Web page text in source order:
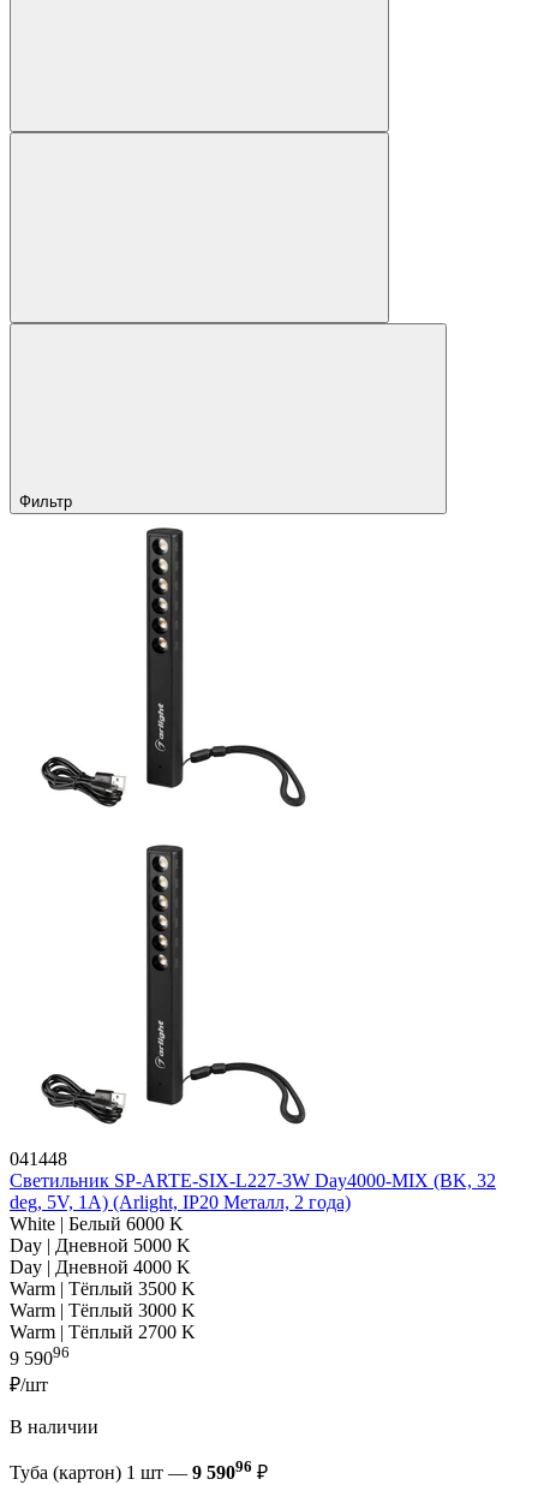
Фильтр
041448
Светильник SP-ARTE-SIX-L227-3W Day4000-MIX (BK, 32
deg, 5V, 1A) (Arlight, IP20 Металл, 2 года)
White | Белый 6000 K
Day | Дневной 5000 K
Day | Дневной 4000 K
Warm | Тёплый 3500 K
Warm | Тёплый 3000 K
Warm | Тёплый 2700 K
9 59096
₽/шт
В наличии
Туба (картон) 1 шт — 9 59096 ₽